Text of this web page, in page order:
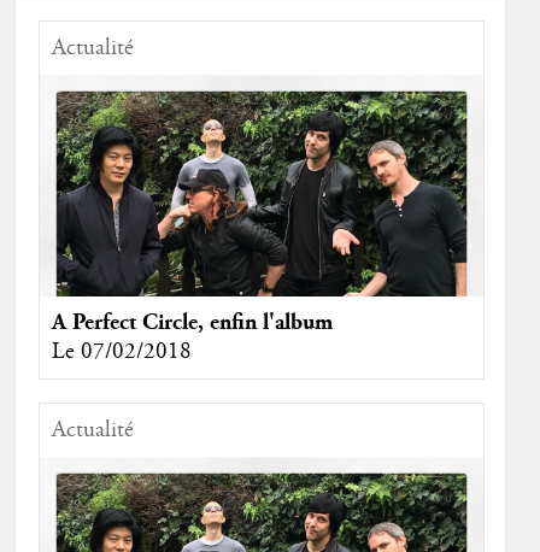
Actualité
A Perfect Circle, enfin l'album
Le 07/02/2018
Actualité